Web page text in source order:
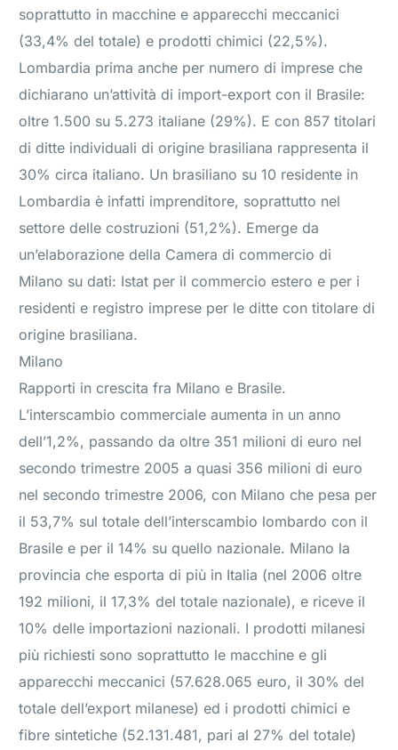
soprattutto in macchine e apparecchi meccanici
(33,4% del totale) e prodotti chimici (22,5%).
Lombardia prima anche per numero di imprese che
dichiarano un’attività di import-export con il Brasile:
oltre 1.500 su 5.273 italiane (29%). E con 857 titolari
di ditte individuali di origine brasiliana rappresenta il
30% circa italiano. Un brasiliano su 10 residente in
Lombardia è infatti imprenditore, soprattutto nel
settore delle costruzioni (51,2%). Emerge da
un’elaborazione della Camera di commercio di
Milano su dati: Istat per il commercio estero e per i
residenti e registro imprese per le ditte con titolare di
origine brasiliana.
Milano
Rapporti in crescita fra Milano e Brasile.
L’interscambio commerciale aumenta in un anno
dell’1,2%, passando da oltre 351 milioni di euro nel
secondo trimestre 2005 a quasi 356 milioni di euro
nel secondo trimestre 2006, con Milano che pesa per
il 53,7% sul totale dell’interscambio lombardo con il
Brasile e per il 14% su quello nazionale. Milano la
provincia che esporta di più in Italia (nel 2006 oltre
192 milioni, il 17,3% del totale nazionale), e riceve il
10% delle importazioni nazionali. I prodotti milanesi
più richiesti sono soprattutto le macchine e gli
apparecchi meccanici (57.628.065 euro, il 30% del
totale dell’export milanese) ed i prodotti chimici e
fibre sintetiche (52.131.481, pari al 27% del totale)